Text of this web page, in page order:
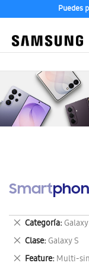
Puedes
Categoría
Eliminar
este
artículo
Clase Galaxy S
Eliminar
este
Feature Multi-
Eliminar